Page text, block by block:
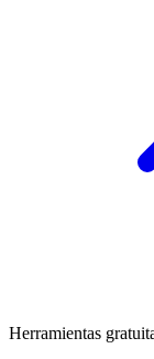
Herramientas